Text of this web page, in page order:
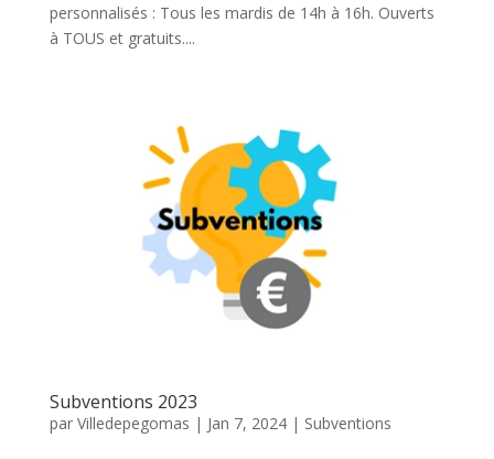
personnalisés : Tous les mardis de 14h à 16h. Ouverts
à TOUS et gratuits....
Subventions 2023
par Villedepegomas | Jan 7, 2024| Subventions